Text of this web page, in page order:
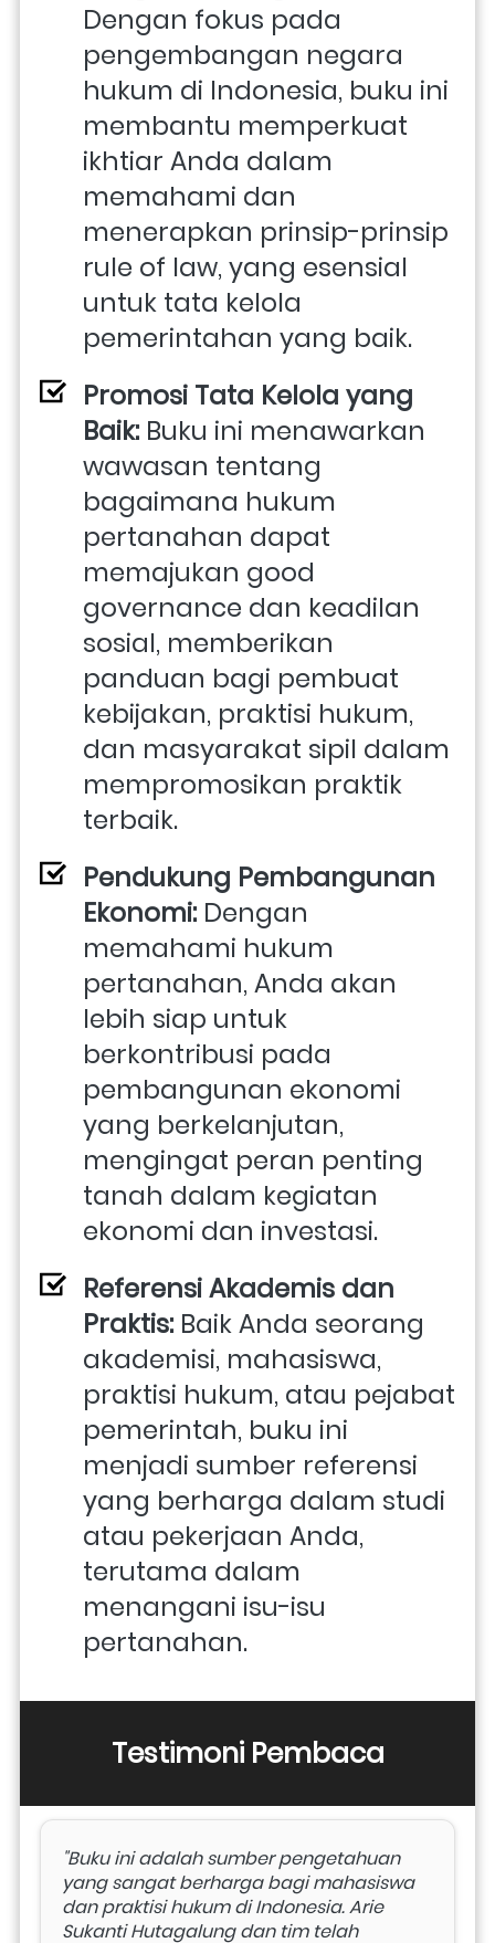
Dengan fokus pada
pengembangan negara
hukum di Indonesia, buku ini
membantu memperkuat
ikhtiar Anda dalam
memahami dan
menerapkan prinsip-prinsip
rule of law, yang esensial
untuk tata kelola
pemerintahan yang baik.
Promosi Tata Kelola yang
Baik: Buku ini menawarkan
wawasan tentang
bagaimana hukum
pertanahan dapat
memajukan good
governance dan keadilan
sosial, memberikan
panduan bagi pembuat
kebijakan, praktisi hukum,
dan masyarakat sipil dalam
mempromosikan praktik
terbaik.
Pendukung Pembangunan
Ekonomi: Dengan
memahami hukum
pertanahan, Anda akan
lebih siap untuk
berkontribusi pada
pembangunan ekonomi
yang berkelanjutan,
mengingat peran penting
tanah dalam kegiatan
ekonomi dan investasi.
Referensi Akademis dan
Praktis: Baik Anda seorang
akademisi, mahasiswa,
praktisi hukum, atau pejabat
pemerintah, buku ini
menjadi sumber referensi
yang berharga dalam studi
atau pekerjaan Anda,
terutama dalam
menangani isu-isu
pertanahan.
Testimoni Pembaca
"Buku ini adalah sumber pengetahuan
yang sangat berharga bagi mahasiswa
dan praktisi hukum di Indonesia. Arie
Sukanti Hutagalung dan tim telah